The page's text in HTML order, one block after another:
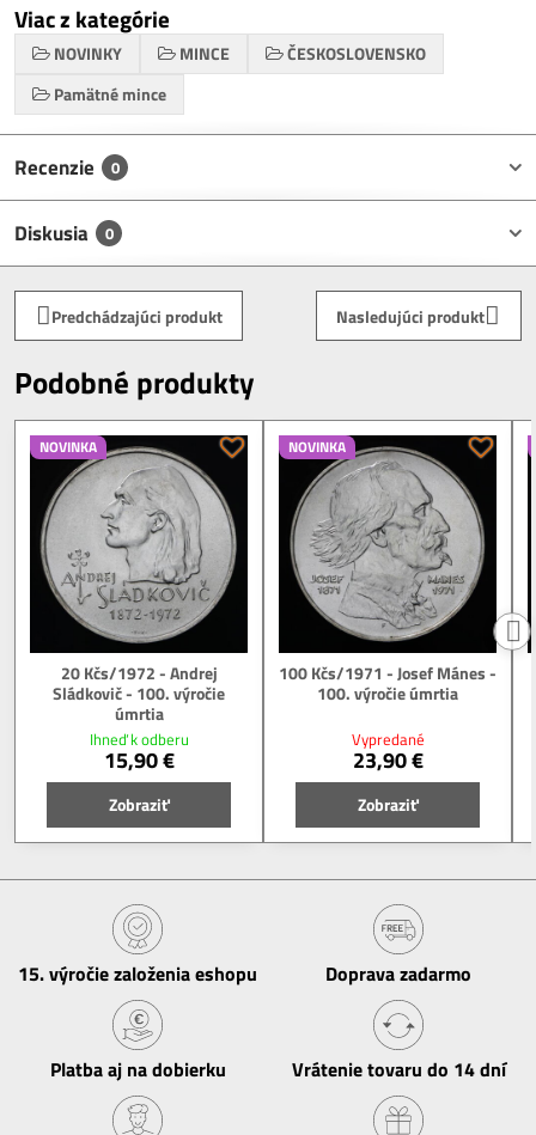
Viac z kategórie
NOVINKY MINCE
ČESKOSLOVENSKO
Pamätné mince
Recenzie 0
Diskusia 0
Predchádzajúci produkt Nasledujúci produkt
Podobné produkty
NOVINKA
20 Kčs/1972 - Andrej
Sládkovič - 100. výročie
úmrtia
Ihneď k odberu
15,90 €
Zobraziť
NOVINKA
100 Kčs/1971 - Josef Mánes -
100. výročie úmrtia
Vypredané
23,90 €
Zobraziť
15​. výročie založenia eshopu Doprava zadarmo
Platba aj na dobierku Vrátenie tovaru do 14 dní